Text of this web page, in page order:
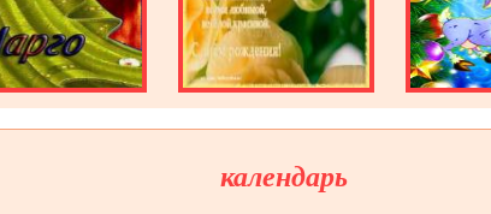
календарь